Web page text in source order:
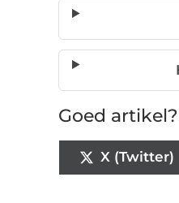
Goed
X (Twitter)